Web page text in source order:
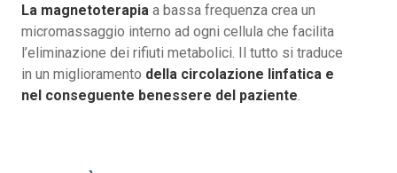
La magnetoterapia a bassa frequenza crea un
micromassaggio interno ad ogni cellula che facilita
l’eliminazione dei rifiuti metabolici. Il tutto si traduce
in un miglioramento della circolazione linfatica e
nel conseguente benessere del paziente